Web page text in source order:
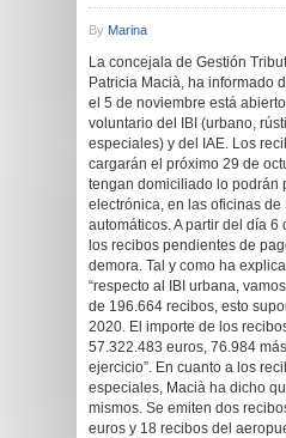
By Marina
La concejala de Gestión
Patricia Macià, ha informado
el 5 de noviembre está
voluntario del IBI (urbano,
especiales) y del IAE. Los
cargarán el próximo 29 de
tengan domiciliado lo podrán
electrónica, en las oficinas de
automáticos. A partir del día
los recibos pendientes de
demora. Tal y como ha
“respecto al IBI urbana,
de 196.664 recibos, esto
2020. El importe de los
57.322.483 euros, 76.984
ejercicio”. En cuanto a los
especiales, Macià ha dicho
mismos. Se emiten dos
euros y 18 recibos del